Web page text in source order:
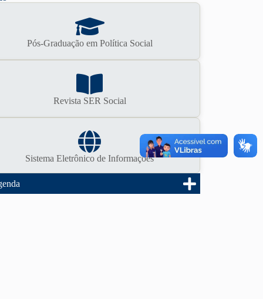
Pós-Graduação em Política Social
Revista SER Social
Sistema Eletrônico de Informações